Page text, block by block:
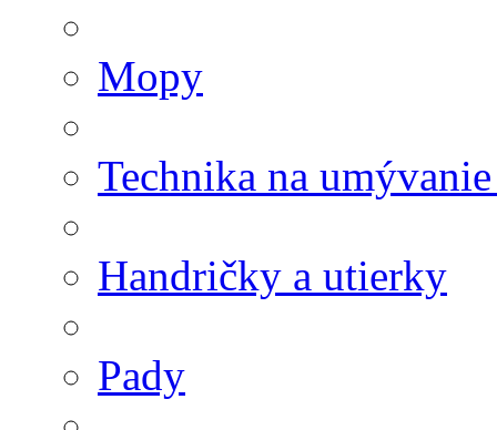
Mopy
Technika na
Handričky a utierky
Pady